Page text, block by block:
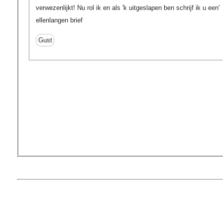
verwezenlijkt! Nu rol ik en als 'k uitgeslapen ben schrijf ik u een'
ellenlangen brief
Gust